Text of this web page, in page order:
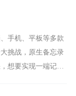
手机、平板等多款
挑战，原生备忘录
想要实现一端记